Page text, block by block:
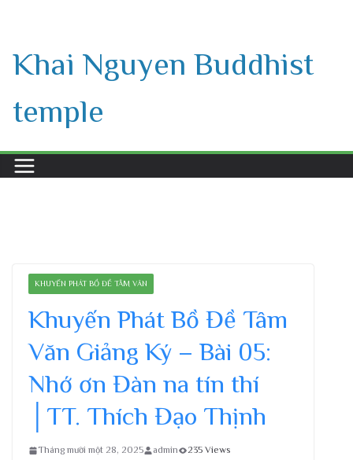
content
Khai Nguyen Buddhist
temple
KHUYẾN PHÁT BỒ ĐỀ TÂM VĂN
Khuyến Phát Bồ Đề Tâm
Văn Giảng Ký – Bài 05:
Nhớ ơn Đàn na tín thí
│TT. Thích Đạo Thịnh
Tháng mười một 28, 2025 admin
235 Views